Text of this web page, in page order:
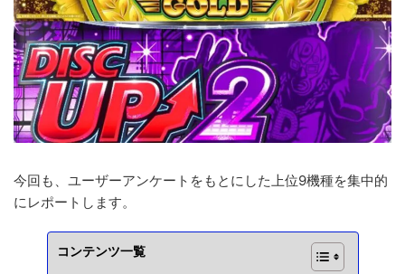
今回も、ユーザーアンケートをもとにした上位9機種を集中的
にレポートします。
コンテンツ一覧